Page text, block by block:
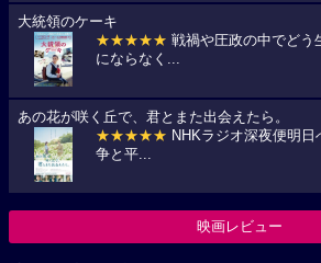
大統領のケーキ
★★★★★ 戦禍や圧政の中でどう
にならなく...
あの花が咲く丘で、君とまた出会えたら。
★★★★★ NHKラジオ深夜便明
争と平...
映画レビュー